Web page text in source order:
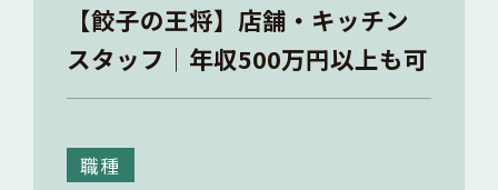
【餃子の王将】店舗・キッチン
スタッフ│年収500万円以上も可
職種